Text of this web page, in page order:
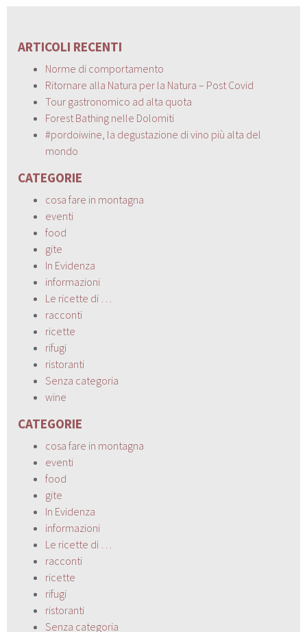
ARTICOLI RECENTI
Norme di comportamento
Ritornare alla Natura per la Natura – Post Covid
Tour gastronomico ad alta quota
Forest Bathing nelle Dolomiti
#pordoiwine, la degustazione di vino più alta del
mondo
CATEGORIE
cosa fare in montagna
eventi
food
gite
In Evidenza
informazioni
Le ricette di …
racconti
ricette
rifugi
ristoranti
Senza categoria
wine
CATEGORIE
cosa fare in montagna
eventi
food
gite
In Evidenza
informazioni
Le ricette di …
racconti
ricette
rifugi
ristoranti
Senza categoria